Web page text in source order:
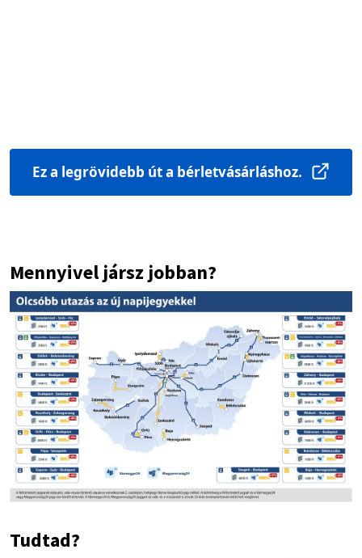
Ez a legrövidebb út a bérletvásárláshoz.
Mennyivel jársz jobban?
Image
Tudtad?